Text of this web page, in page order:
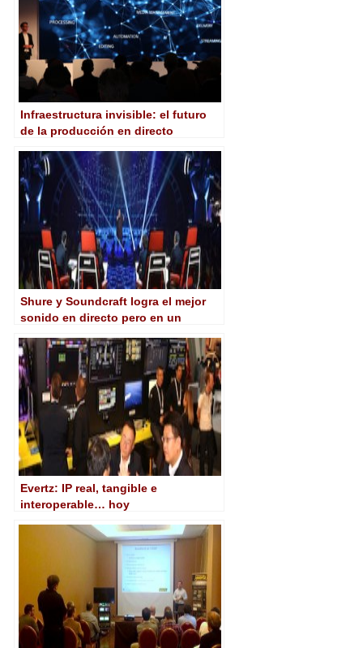
Infraestructura invisible: el futuro
de la producción en directo
Shure y Soundcraft logra el mejor
sonido en directo pero en un
Evertz: IP real, tangible e
interoperable… hoy